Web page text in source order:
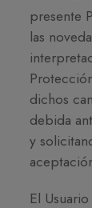
presente
las
dichos
debida
y
El